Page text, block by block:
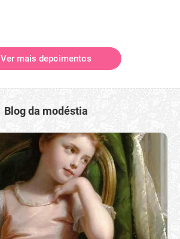
Ver mais depoimentos
Blog da modéstia